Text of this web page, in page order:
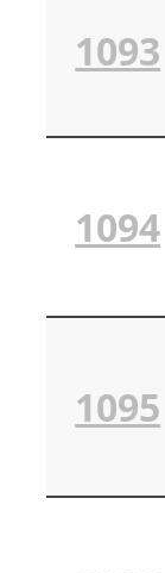
1093
1094
1095